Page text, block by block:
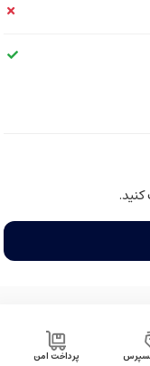
پرداخت امن